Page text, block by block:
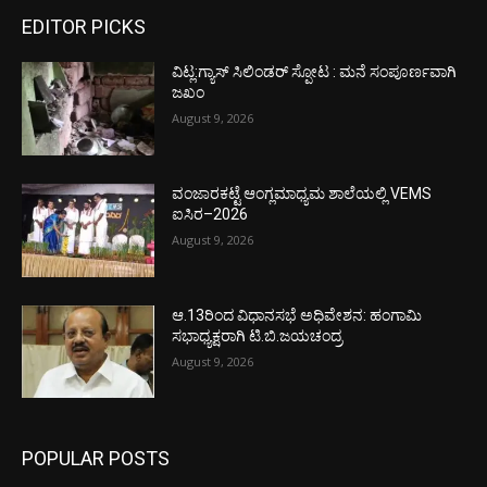
EDITOR PICKS
ವಿಟ್ಲ:ಗ್ಯಾಸ್ ಸಿಲಿಂಡರ್ ಸ್ಪೋಟ : ಮನೆ ಸಂಪೂರ್ಣವಾಗಿ
ಜಖಂ
August 9, 2026
ವಂಜಾರಕಟ್ಟೆ ಆಂಗ್ಲಮಾಧ್ಯಮ ಶಾಲೆಯಲ್ಲಿ VEMS
ಐಸಿರ–2026
August 9, 2026
ಆ.13ರಿಂದ ವಿಧಾನಸಭೆ ಅಧಿವೇಶನ: ಹಂಗಾಮಿ
ಸಭಾಧ್ಯಕ್ಷರಾಗಿ ಟಿ.ಬಿ.ಜಯಚಂದ್ರ
August 9, 2026
POPULAR POSTS